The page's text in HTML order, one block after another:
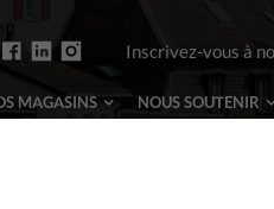
Inscrivez-vous à
MAGASINS NOUSSOUTENIR